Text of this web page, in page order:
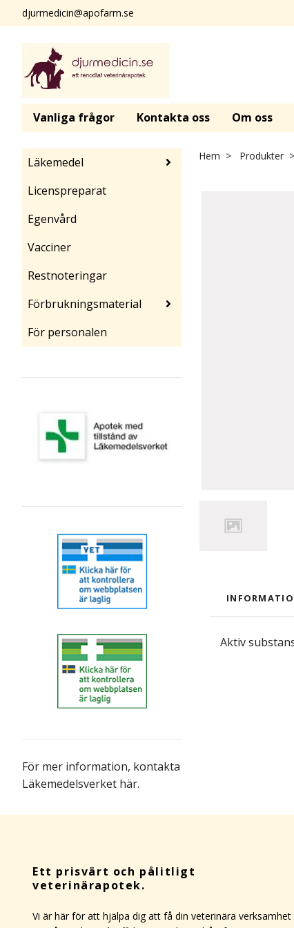
djurmedicin@apofarm.se
Vanliga frågor Kontakta oss Om oss
Läkemedel
Licenspreparat
Egenvård
Vacciner
Restnoteringar
Förbrukningsmaterial
För personalen
För mer information, kontakta
Läkemedelsverket här.
Hem Produkter
Aktiv
Ett prisvärt och pålitligt
veterinärapotek.
Vi är här för att hjälpa dig att få din veterinära verksamhet